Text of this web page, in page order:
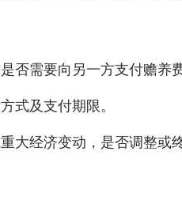
否需要向另一方支付赡养费
式及支付期限。
大经济变动，是否调整或